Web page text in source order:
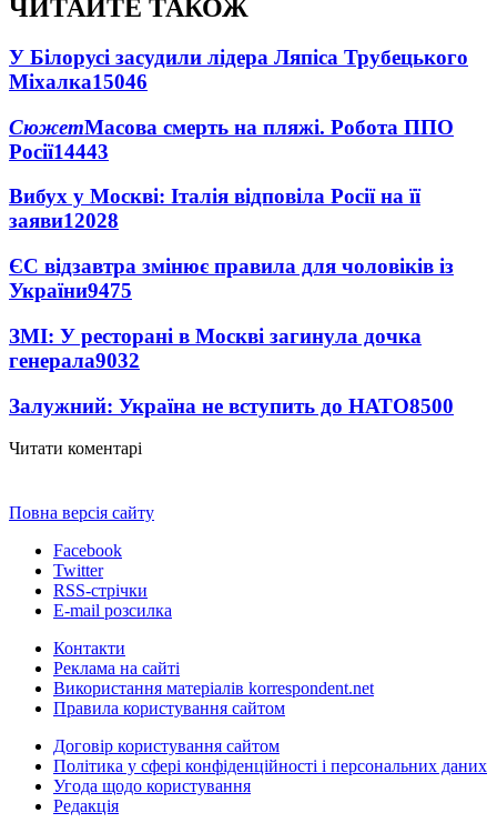
ЧИТАЙТЕ ТАКОЖ
У Білорусі засудили лідера Ляпіса Трубецького
Міхалка15046
СюжетМасова смерть на пляжі. Робота ППО
Росії14443
Вибух у Москві: Італія відповіла Росії на її
заяви12028
ЄС відзавтра змінює правила для чоловіків із
України9475
ЗМІ: У ресторані в Москві загинула дочка
генерала9032
Залужний: Україна не вступить до НАТО8500
Читати коментарі
Повна версія сайту
Facebook
Twitter
RSS-стрічки
E-mail розсилка
Контакти
Реклама на сайті
Використання матеріалів korrespondent.net
Правила користування сайтом
Договір користування сайтом
Політика у сфері конфіденційності і персональних даних
Угода щодо користування
Редакція